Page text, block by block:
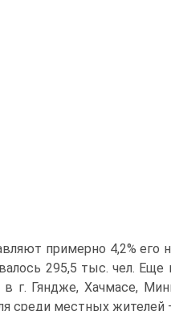
примерно 4,2% его
295,5 тыс. чел. Еще
г. Гяндже, Хачмасе,
среди местных жителей